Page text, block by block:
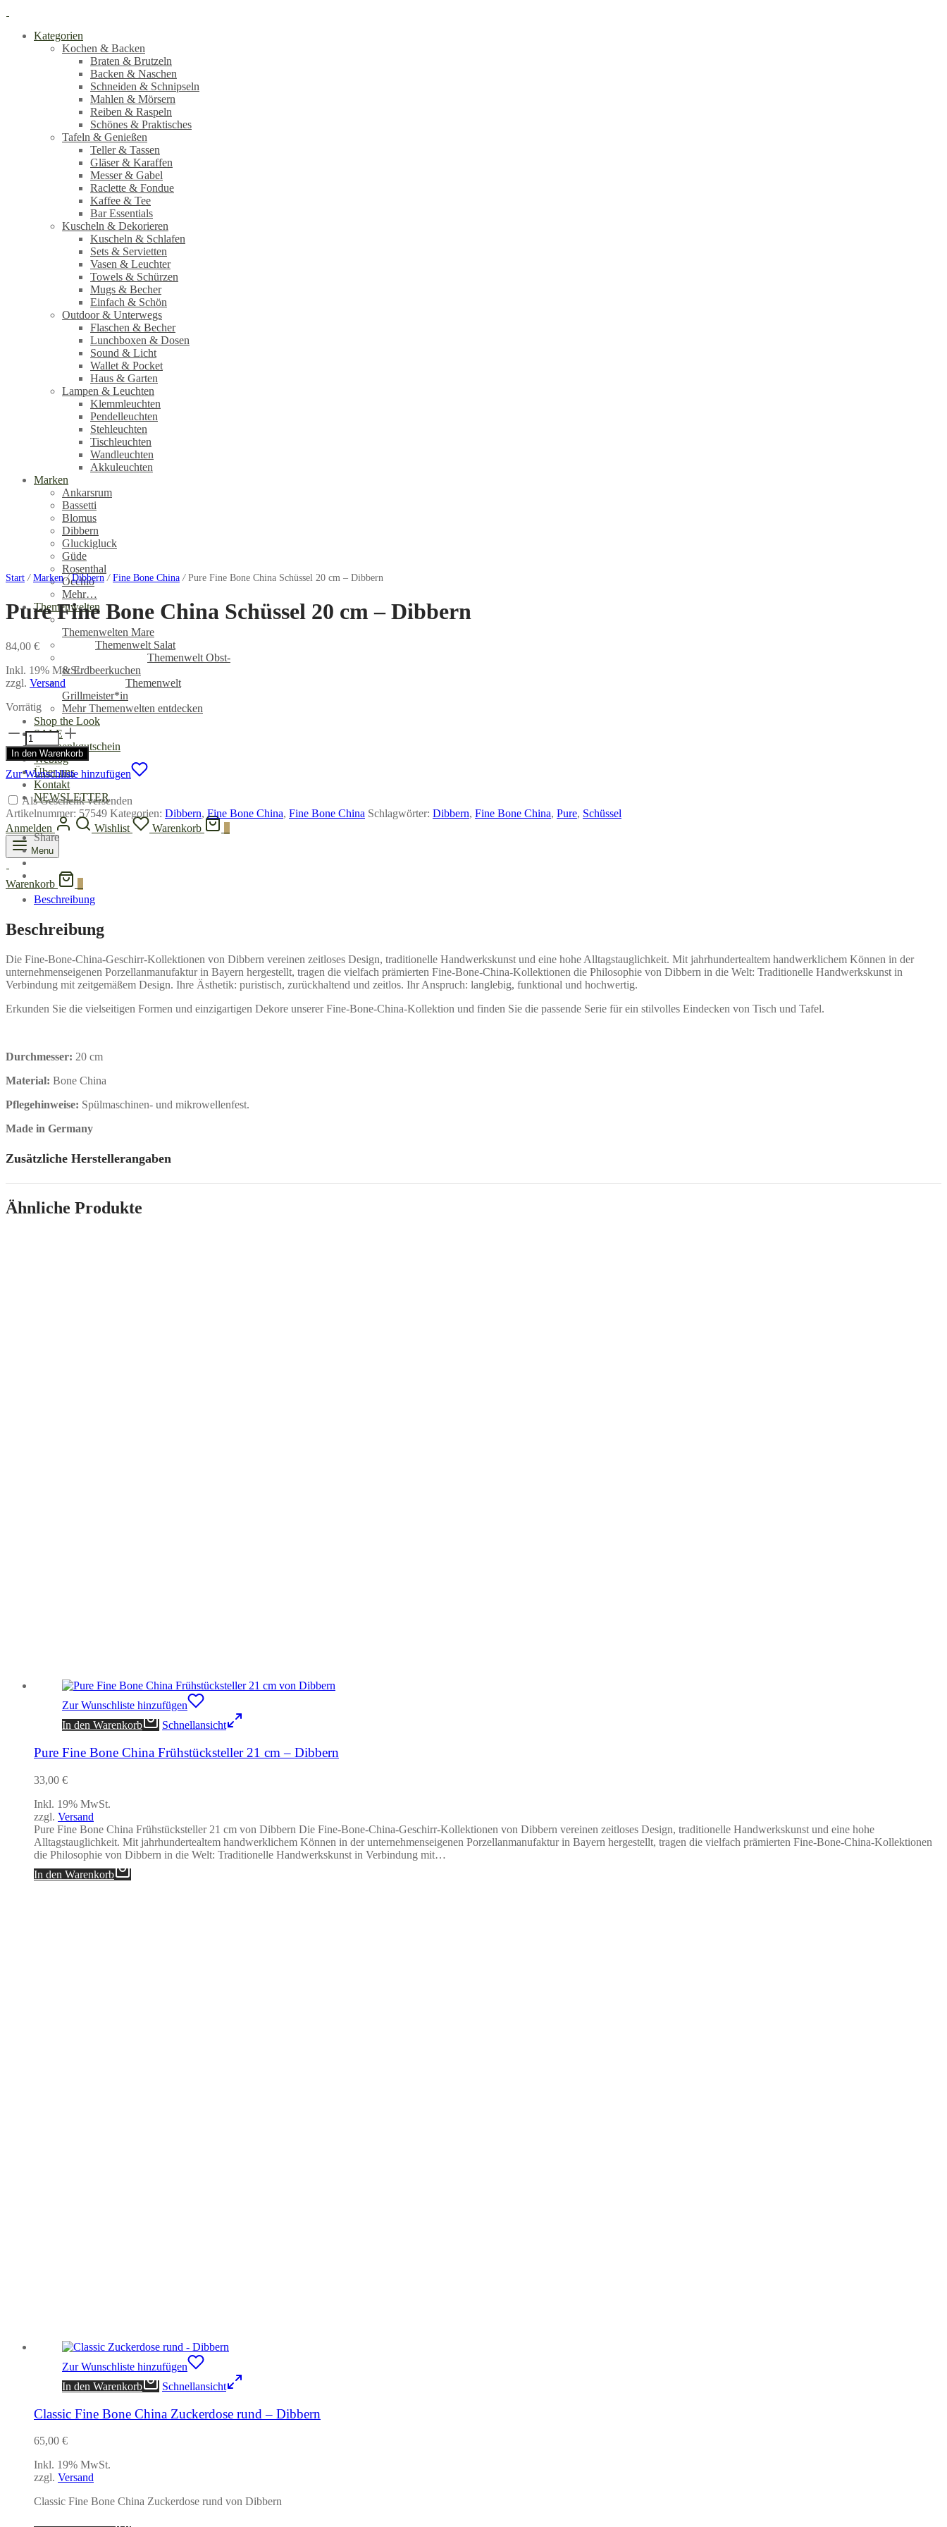
Kategorien
Kochen & Backen
Braten & Brutzeln
Backen & Naschen
Schneiden & Schnipseln
Mahlen & Mörsern
Reiben & Raspeln
Schönes & Praktisches
Tafeln & Genießen
Teller & Tassen
Gläser & Karaffen
Messer & Gabel
Raclette & Fondue
Kaffee & Tee
Bar Essentials
Kuscheln & Dekorieren
Kuscheln & Schlafen
Sets & Servietten
Vasen & Leuchter
Towels & Schürzen
Mugs & Becher
Einfach & Schön
Outdoor & Unterwegs
Flaschen & Becher
Lunchboxen & Dosen
Sound & Licht
Wallet & Pocket
Haus & Garten
Lampen & Leuchten
Klemmleuchten
Pendelleuchten
Stehleuchten
Tischleuchten
Wandleuchten
Akkuleuchten
Marken
Ankarsrum
Bassetti
Blomus
Dibbern
Gluckigluck
Güde
Rosenthal
Occhio
Mehr…
Themenwelten
Themenwelten Mare
Themenwelt Salat
Themenwelt Obst-
& Erdbeerkuchen
Themenwelt
Grillmeister*in
Mehr Themenwelten entdecken
Shop the Look
SALE
Geschenkgutschein
Weblog
Über uns
Kontakt
NEWSLETTER
Anmelden Wishlist Warenkorb
Menu
Warenkorb
Start / Marken / Dibbern / Fine Bone China /Pure Fine Bone China Schüssel 20 cm – Dibbern
Pure Fine Bone China Schüssel 20 cm – Dibbern
84,00 €
Inkl. 19% MwSt.
zzgl. Versand
Vorrätig
Pure
Fine
Bone
China
Schüssel
20
cm
-
Dibbern
Menge
In den Warenkorb
Zur Wunschliste hinzufügen
Als Geschenk versenden
Artikelnummer: 57549 Kategorien: Dibbern, Fine Bone China, Fine Bone China Schlagwörter: Dibbern, Fine Bone China, Pure, Schüssel
Share
Beschreibung
Beschreibung
Die Fine-Bone-China-Geschirr-Kollektionen von Dibbern vereinen zeitloses Design, traditionelle Handwerkskunst und eine hohe Alltagstauglichkeit. Mit jahrhundertealtem handwerklichem Können in der
unternehmenseigenen Porzellanmanufaktur in Bayern hergestellt, tragen die vielfach prämierten Fine-Bone-China-Kollektionen die Philosophie von Dibbern in die Welt: Traditionelle Handwerkskunst in
Verbindung mit zeitgemäßem Design. Ihre Ästhetik: puristisch, zurückhaltend und zeitlos. Ihr Anspruch: langlebig, funktional und hochwertig.
Erkunden Sie die vielseitigen Formen und einzigartigen Dekore unserer Fine-Bone-China-Kollektion und finden Sie die passende Serie für ein stilvolles Eindecken von Tisch und Tafel.
Durchmesser: 20 cm
Material: Bone China
Pflegehinweise: Spülmaschinen- und mikrowellenfest.
Made in Germany
Zusätzliche Herstellerangaben
Ähnliche Produkte
Zur Wunschliste hinzufügen
In den Warenkorb
Schnellansicht
Pure Fine Bone China Frühstücksteller 21 cm – Dibbern
33,00 €
Inkl. 19% MwSt.
zzgl. Versand
Pure Fine Bone China Frühstücksteller 21 cm von Dibbern Die Fine-Bone-China-Geschirr-Kollektionen von Dibbern vereinen zeitloses Design, traditionelle Handwerkskunst und eine hohe
Alltagstauglichkeit. Mit jahrhundertealtem handwerklichem Können in der unternehmenseigenen Porzellanmanufaktur in Bayern hergestellt, tragen die vielfach prämierten Fine-Bone-China-Kollektionen
die Philosophie von Dibbern in die Welt: Traditionelle Handwerkskunst in Verbindung mit…
In den Warenkorb
Zur Wunschliste hinzufügen
In den Warenkorb
Schnellansicht
Classic Fine Bone China Zuckerdose rund – Dibbern
65,00 €
Inkl. 19% MwSt.
zzgl. Versand
Classic Fine Bone China Zuckerdose rund von Dibbern